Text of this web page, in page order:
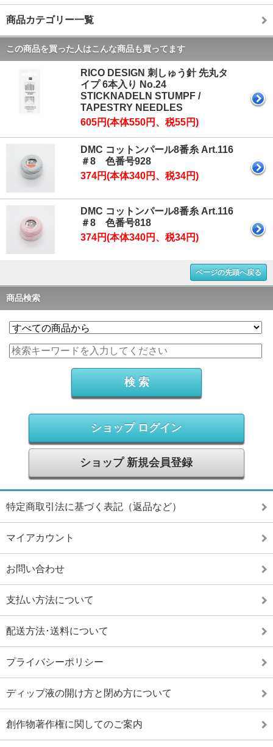
商品カテゴリー一覧
この商品を買った人はこんな商品も買ってます
RICO DESIGN 刺しゅう針 先丸タ
イプ 6本入り No.24
STICKNADELN STUMPF /
TAPESTRY NEEDLES
605円(本体550円、税55円)
DMC コットンパール8番糸 Art.116
＃8 色番号928
374円(本体340円、税34円)
DMC コットンパール8番糸 Art.116
＃8 色番号818
374円(本体340円、税34円)
ページの先頭へ戻る
商品検索
ショップ ログイン
ショップ 新規会員登録
特定商取引法に基づく表記（返品など）
マイアカウント
お問い合わせ
支払い方法について
配送方法･送料について
プライバシーポリシー
ディップ液の開け方と閉め方について
創作物著作権に関してのご案内